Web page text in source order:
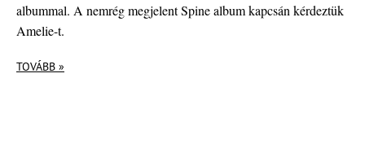
albummal. A nemrég megjelent Spine album kapcsán kérdeztük
Amelie-t.
TOVÁBB »